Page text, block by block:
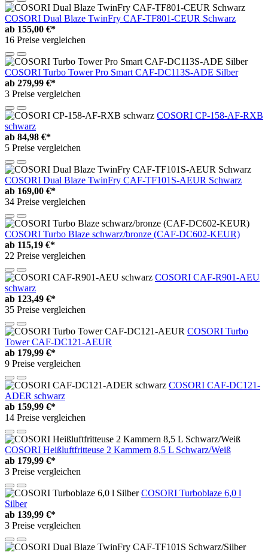
COSORI Dual Blaze TwinFry CAF-TF801-CEUR Schwarz
ab 155,00 €*
16 Preise vergleichen
COSORI Turbo Tower Pro Smart CAF-DC113S-ADE Silber
ab 279,99 €*
3 Preise vergleichen
COSORI CP-158-AF-RXB
schwarz
ab 84,98 €*
5 Preise vergleichen
COSORI Dual Blaze TwinFry CAF-TF101S-AEUR Schwarz
ab 169,00 €*
34 Preise vergleichen
COSORI Turbo Blaze schwarz/bronze (CAF-DC602-KEUR)
ab 115,19 €*
22 Preise vergleichen
COSORI CAF-R901-AEU
schwarz
ab 123,49 €*
35 Preise vergleichen
COSORI Turbo
Tower CAF-DC121-AEUR
ab 179,99 €*
9 Preise vergleichen
COSORI CAF-DC121-
ADER schwarz
ab 159,99 €*
14 Preise vergleichen
COSORI Heißluftfritteuse 2 Kammern 8,5 L Schwarz/Weiß
ab 179,99 €*
3 Preise vergleichen
COSORI Turboblaze 6,0 l
Silber
ab 139,99 €*
3 Preise vergleichen